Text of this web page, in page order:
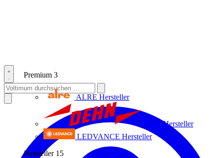
Premium 3
ALRE Hersteller
Hersteller
LEDVANCE Hersteller
Hersteller 15